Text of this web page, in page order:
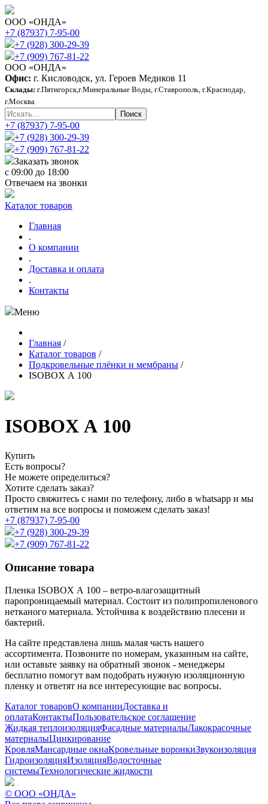
ООО «ОНДА»
+7 (87937) 7-95-00
+7 (928) 300-29-39
+7 (909) 767-81-22
ООО «ОНДА»
Офис: г. Кисловодск, ул. Героев Медиков 11
Склады: г.Пятигорск,г.Минеральные Воды, г.Ставрополь, г.Краснодар,
г.Москва
+7 (87937) 7-95-00
+7 (928) 300-29-39
+7 (909) 767-81-22
Заказать звонок
с 09:00 до 18:00
Отвечаем на звонки
Каталог товаров
Главная
.
О компании
.
Доставка и оплата
.
Контакты
Меню
Главная /
Каталог товаров /
Подкровельные плёнки и мембраны /
ISOBOX А 100
ISOBOX А 100
Купить
Есть вопросы?
Не можете определиться?
Хотите сделать заказ?
Просто свяжитесь с нами по телефону, либо в whatsapp и мы
ответим на все вопросы и поможем сделать заказ!
+7 (87937) 7-95-00
+7 (928) 300-29-39
+7 (909) 767-81-22
Описание товара
Пленка ISOBOX А 100 – ветро-влагозащитный
паропроницаемый материал. Состоит из полипропиленового
нетканого материала. Устойчива к воздействию плесени и
бактерий.
На сайте представлена лишь малая часть нашего
ассортимента. Позвоните по номерам, указанным на сайте,
или оставьте заявку на обратный звонок - менеджеры
бесплатно помогут вам подобрать нужную изоляционную
пленку и ответят на все интересующие вас вопросы.
Каталог товаровО компанииДоставка и
оплатаКонтактыПользовательское соглашение
Жидкая теплоизоляцияФасадные материалыЛакокрасочные
материалыЦинкирование
КровляМансардные окнаКровельные воронкиЗвукоизоляция
ГидроизоляцияИзоляцияВодосточные
системыТехнологические жидкости
© ООО «ОНДА»